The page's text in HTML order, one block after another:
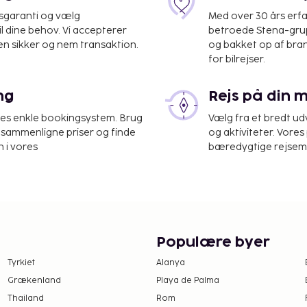
antal timer.
på stedet. Fra en
udsigt, og du kan
Afslut dagen
hele året.
og vælg
dine behov. Vi accepterer
sikker og nem transaktion.
Med over 30 års
betroede Stena-
og bakket op af
for bilrejser.
enkle bookingsystem. Brug
priser og finde
i vores
Rejs på din
Vælg fra et bredt
og aktiviteter.
bæredygtige
Tyrkiet
Grækenland
Thailand
Populære byer
Alanya
Playa de Palma
Rom